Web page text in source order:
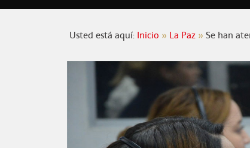
Usted está aquí: Inicio La Paz Se han